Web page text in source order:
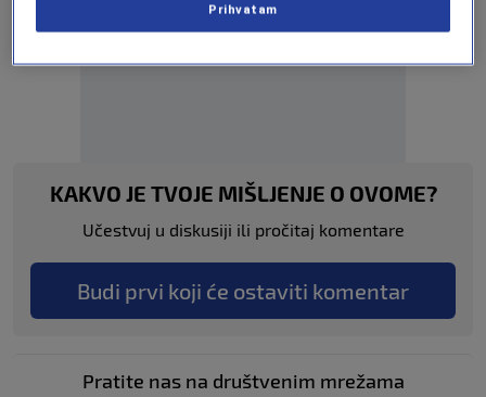
Oglas
KAKVO JE TVOJE MIŠLJENJE O OVOME?
Učestvuj u diskusiji ili pročitaj komentare
Budi prvi koji će ostaviti komentar
Pratite nas na društvenim mrežama
Prihvatam